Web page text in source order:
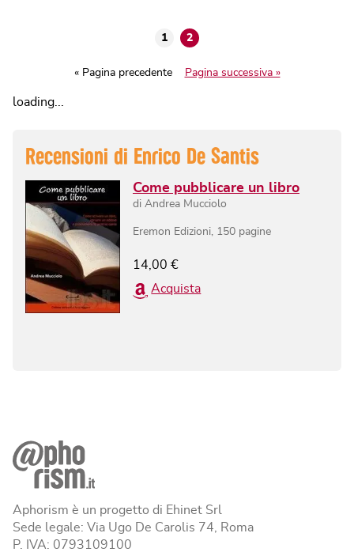
1 2
« Pagina precedente Pagina successiva »
loading...
Recensioni di Enrico De Santis
Come pubblicare un libro
di Andrea Mucciolo
Eremon Edizioni, 150 pagine
14,00 €
Acquista
Aphorism è un progetto di Ehinet Srl
Sede legale: Via Ugo De Carolis 74, Roma
P. IVA: 0793109100